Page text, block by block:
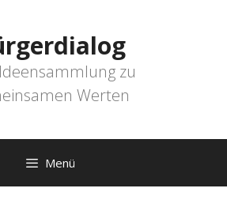
zu
Werten
Menü